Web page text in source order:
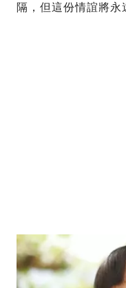
隔，但這份情誼將永